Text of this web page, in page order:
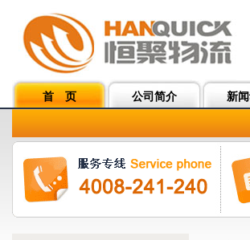
首 页 公司简介 新